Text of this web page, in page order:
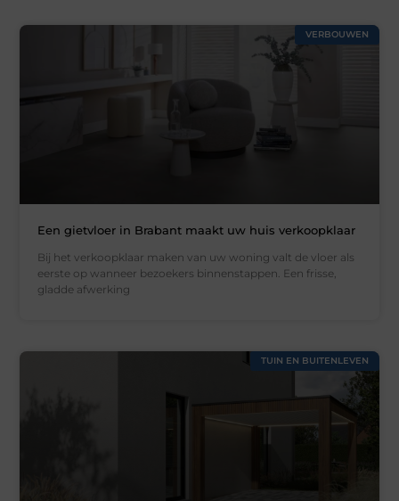
VERBOUWEN
Een gietvloer in Brabant maakt uw huis verkoopklaar
Bij het verkoopklaar maken van uw woning valt de vloer als
eerste op wanneer bezoekers binnenstappen. Een frisse,
gladde afwerking
TUIN EN BUITENLEVEN